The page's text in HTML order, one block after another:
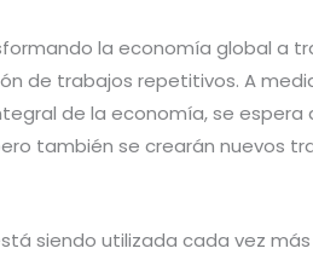
la economía global a
de trabajos repetitivos. A
de la economía, se espera
también se crearán nuevos
siendo utilizada cada vez